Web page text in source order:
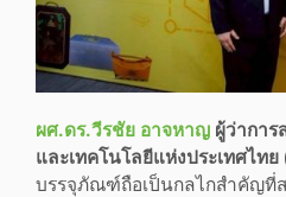
ผศ.ดร.วีรชัย อาจหาญ ผู้ว่าการ
และเทคโนโลยีแห่งประเทศไทย
บรรจุภัณฑ์ถือเป็นกลไกสำคัญที่